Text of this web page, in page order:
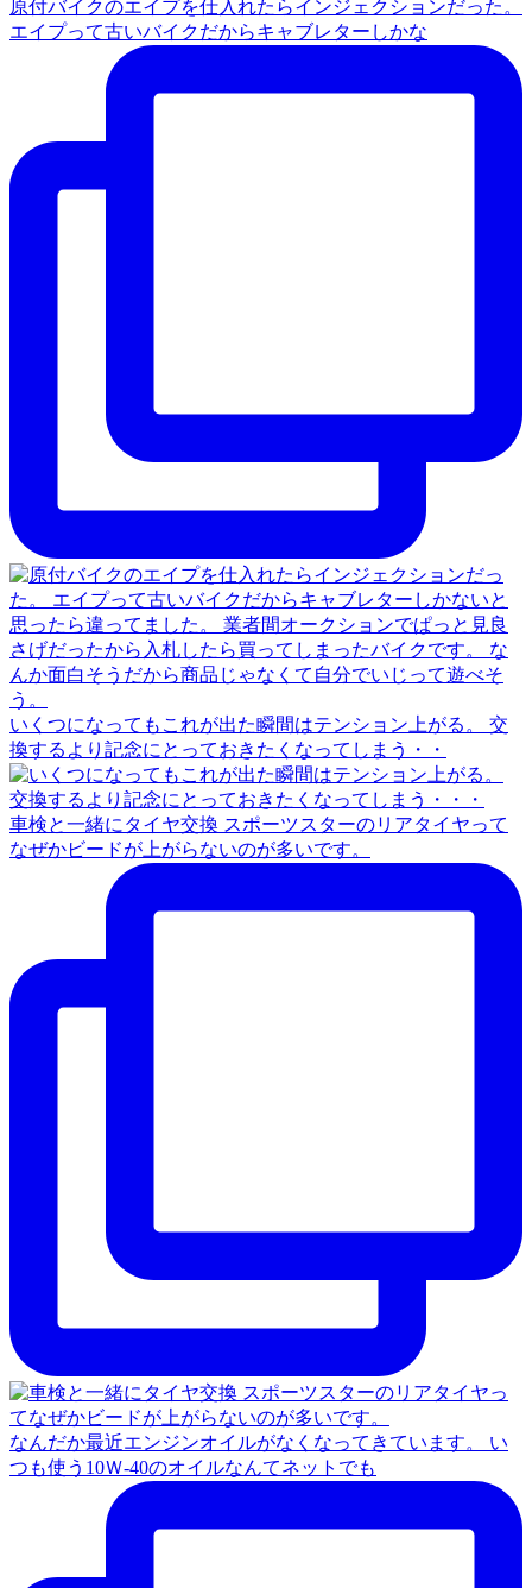
原付バイクのエイプを仕入れたらインジェクションだった。
エイプって古いバイクだからキャブレターしかな
いくつになってもこれが出た瞬間はテンション上がる。 交
換するより記念にとっておきたくなってしまう・・
車検と一緒にタイヤ交換 スポーツスターのリアタイヤって
なぜかビードが上がらないのが多いです。
なんだか最近エンジンオイルがなくなってきています。 い
つも使う10Ｗ‐40のオイルなんてネットでも